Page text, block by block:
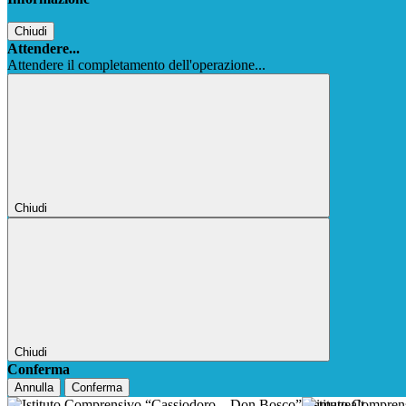
Chiudi
Attendere...
Attendere il completamento dell'operazione...
Chiudi
Chiudi
Conferma
Annulla Conferma